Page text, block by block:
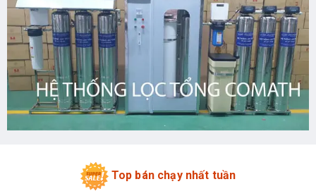
Top bán chạy nhất tuần